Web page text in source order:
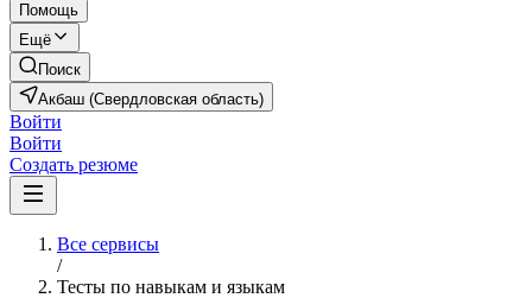
Помощь
Ещё
Поиск
Акбаш (Свердловская область)
Войти
Войти
Создать резюме
Все сервисы
/
Тесты по навыкам и языкам